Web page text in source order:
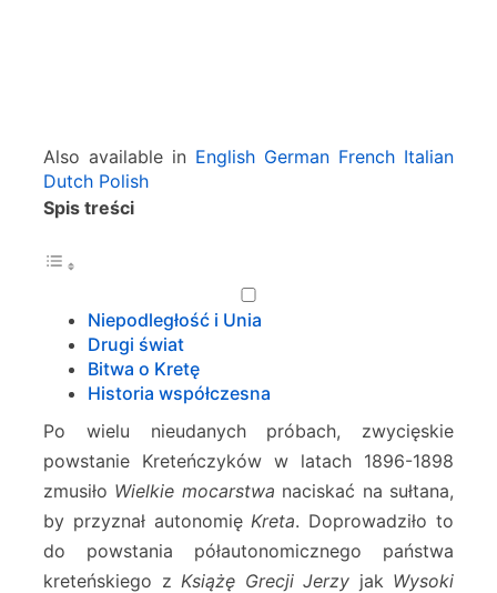
Also available in English German French Italian
Dutch Polish
Spis treści
Niepodległość i Unia
Drugi świat
Bitwa o Kretę
Historia współczesna
Po wielu nieudanych próbach, zwycięskie
powstanie Kreteńczyków w latach 1896-1898
zmusiło Wielkie mocarstwa naciskać na sułtana,
by przyznał autonomię Kreta. Doprowadziło to
do powstania półautonomicznego państwa
kreteńskiego z Książę Grecji Jerzy jak Wysoki